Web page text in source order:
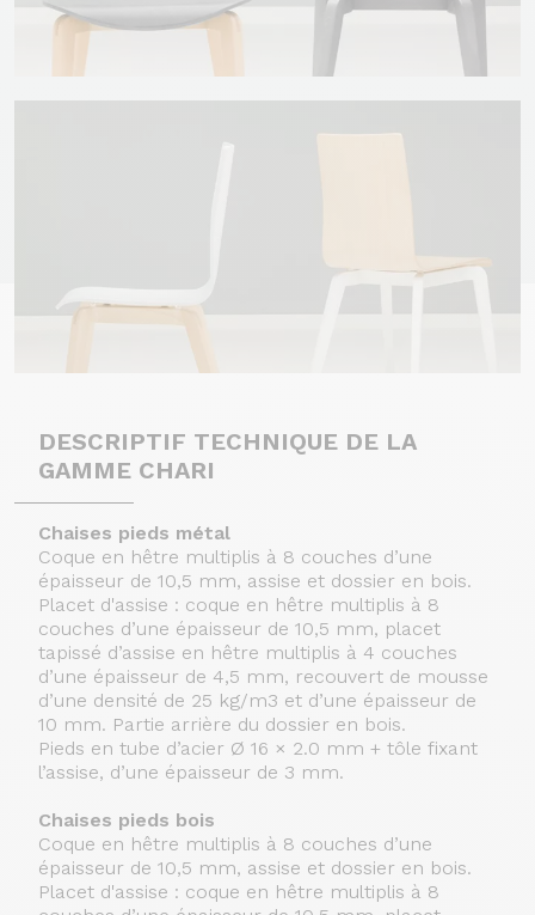
DESCRIPTIF TECHNIQUE DE LA
GAMME CHARI
Chaises pieds métal
Coque en hêtre multiplis à 8 couches d’une
épaisseur de 10,5 mm, assise et dossier en bois.
Placet d'assise : coque en hêtre multiplis à 8
couches d’une épaisseur de 10,5 mm, placet
tapissé d’assise en hêtre multiplis à 4 couches
d’une épaisseur de 4,5 mm, recouvert de mousse
d’une densité de 25 kg/m3 et d’une épaisseur de
10 mm. Partie arrière du dossier en bois.
Pieds en tube d’acier Ø 16 × 2.0 mm + tôle fixant
l’assise, d’une épaisseur de 3 mm.
Chaises pieds bois
Coque en hêtre multiplis à 8 couches d’une
épaisseur de 10,5 mm, assise et dossier en bois.
Placet d'assise : coque en hêtre multiplis à 8